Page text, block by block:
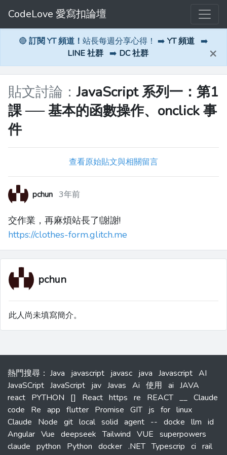
CodeLove 愛寫扣論壇
🔴 訂閱 YT 頻道！ 站長每週分享心得！ ➡️ YT 頻道 ➡️
LINE 社群 ➡️ DC 社群 ×
貼文討論：JavaScript 系列一：第1
課 ── 基本的函數操作、onclick 事
件
查看原始貼文與相關留言
pchun 3年前
交作業，再麻煩站長了!謝謝!
https://clothes-form.glitch.me
pchun
此人尚未填寫簡介。
熱門搜尋 ： Java javascript javasc java Javascript AI
JavaSCript JavaScript jav Javas Ai 使用 ai JAVA
react PYTHON [] React https re REACT __ Claude
code
Re app flutter Promise GIT js for linux
Claude
Node git local solid agent -- docke llm id
Angular Vue deepseek Tailwind VUE superpowers
claude python Python docker .NET Typescrip ci rail